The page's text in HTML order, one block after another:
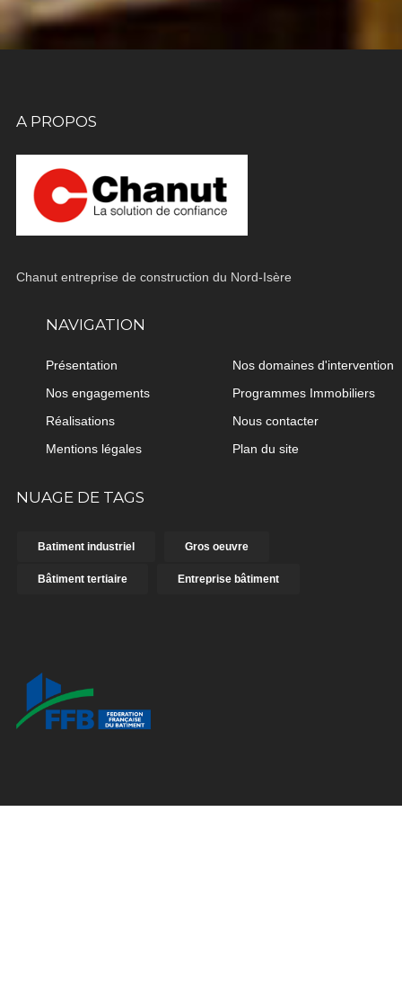
A PROPOS
Chanut entreprise de construction du Nord-Isère
NAVIGATION
Présentation
Nos domaines d'intervention
Nos engagements
Programmes Immobiliers
Réalisations
Nous contacter
Mentions légales
Plan du site
NUAGE DE TAGS
Batiment industriel Gros oeuvre
Bâtiment tertiaire Entreprise bâtiment